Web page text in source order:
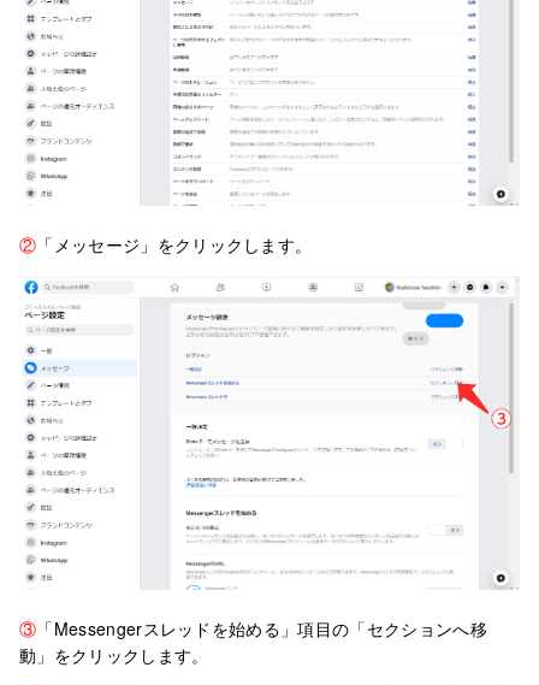
② 「メッセージ」をクリックします。
③ 「Messengerスレッドを始める」項目の「セクションへ移
動」をクリックします。